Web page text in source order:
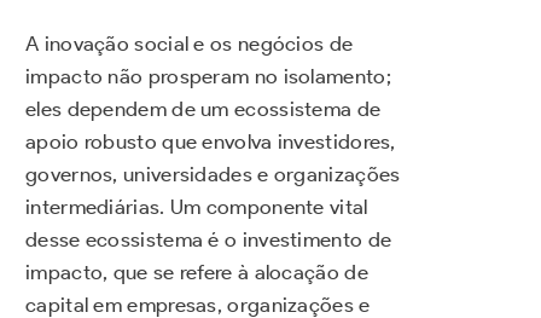
A inovação social e os negócios de
impacto não prosperam no isolamento;
eles dependem de um ecossistema de
apoio robusto que envolva investidores,
governos, universidades e organizações
intermediárias. Um componente vital
desse ecossistema é o investimento de
impacto, que se refere à alocação de
capital em empresas, organizações e